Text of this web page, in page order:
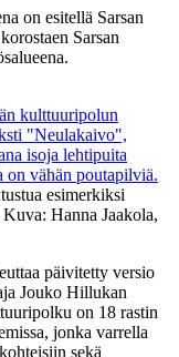
on esitellä Sarsan
Sarsan
esimerkiksi
Hanna Jaakola,
päivitetty versio
Jouko Hillukan
on 18 rastin
jonka varrella
sekä